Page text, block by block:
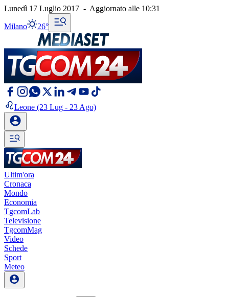
Lunedì 17 Luglio 2017 - Aggiornato alle 10:31
Milano 26°
Leone (23 Lug - 23 Ago)
Ultim'ora
Cronaca
Mondo
Economia
TgcomLab
Televisione
TgcomMag
Video
Schede
Sport
Meteo